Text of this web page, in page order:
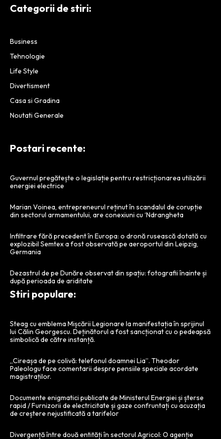
Categorii de stiri:
Business
Tehnologie
Life Style
Divertisment
Casa si Gradina
Noutati Generale
Postari recente:
Guvernul pregătește o legislație pentru restricționarea utilizării
energiei electrice
Marian Voinea, entrepreneurul reținut în scandalul de corupție
din sectorul armamentului, are conexiuni cu ‘Ndrangheta
Infiltrare fără precedent în Europa: o dronă rusească dotată cu
explozibil Semtex a fost observată pe aeroportul din Leipzig,
Germania
Dezastrul de pe Dunăre observat din spațiu: fotografii înainte și
după perioada de ariditate
Stiri populare:
Steag cu emblema Mișcării Legionare la manifestația în sprijinul
lui Călin Georgescu. Deținătorul a fost sancționat cu o pedeapsă
simbolică de către instanță.
„Cireașa de pe colivă: telefonul doamnei Lia”. Theodor
Paleologu face comentarii despre pensiile speciale acordate
magistraților.
Documente enigmatici publicate de Ministerul Energiei și șterse
rapid / Furnizorii de electricitate și gaze confruntați cu acuzația
de creștere nejustificată a tarifelor
Divergență între două entități în sectorul Agricol: O agenție